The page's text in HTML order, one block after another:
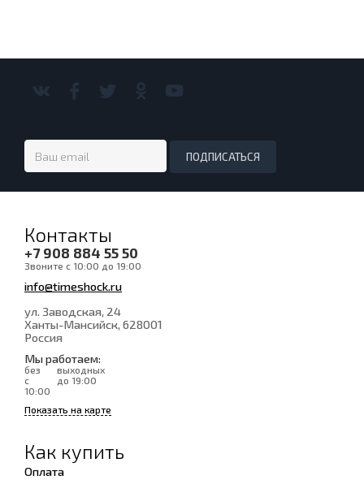
Контакты
+7 908 884 55 50
Звоните с 10:00 до 19:00
info@timeshock.ru
ул. Заводская, 24
Ханты-Мансийск, 628001
Россия
Мы работаем:
без
выходных
с
10:00
до 19:00
Показать на карте
Как купить
Оплата